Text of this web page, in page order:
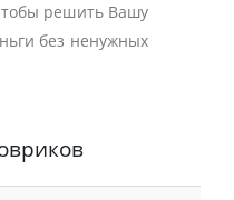
решить Вашу
без ненужных